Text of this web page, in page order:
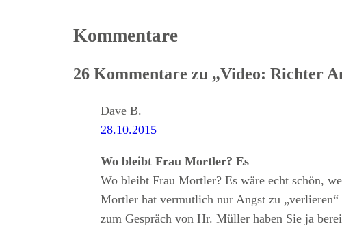
Kommentare
26 Kommentare zu „Video: Richter
Dave B.
28.10.2015
Wo bleibt Frau Mortler? Es
Wo bleibt Frau Mortler? Es wäre echt schön,
Mortler hat vermutlich nur Angst zu
zum Gespräch von Hr. Müller haben Sie ja